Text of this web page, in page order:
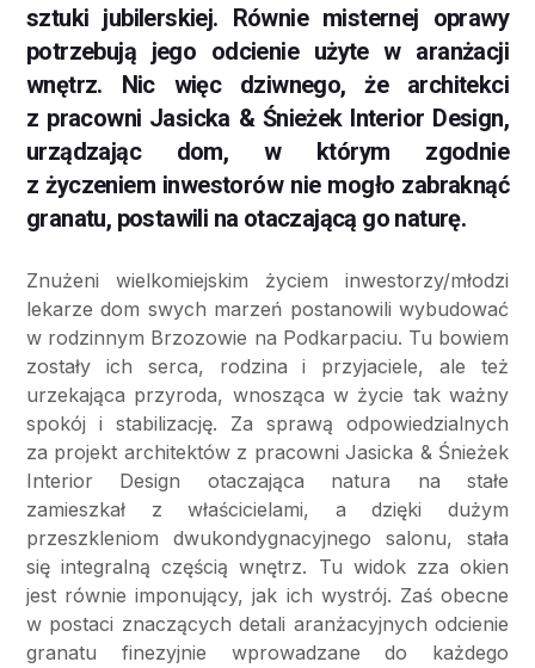
sztuki jubilerskiej. Równie misternej oprawy
potrzebują jego odcienie użyte w aranżacji
wnętrz. Nic więc dziwnego, że architekci
z pracowni Jasicka & Śnieżek Interior Design,
urządzając dom, w którym zgodnie
z życzeniem inwestorów nie mogło zabraknąć
granatu, postawili na otaczającą go naturę.
Znużeni wielkomiejskim życiem inwestorzy/młodzi
lekarze dom swych marzeń postanowili wybudować
w rodzinnym Brzozowie na Podkarpaciu. Tu bowiem
zostały ich serca, rodzina i przyjaciele, ale też
urzekająca przyroda, wnosząca w życie tak ważny
spokój i stabilizację. Za sprawą odpowiedzialnych
za projekt architektów z pracowni Jasicka & Śnieżek
Interior Design otaczająca natura na stałe
zamieszkał z właścicielami, a dzięki dużym
przeszkleniom dwukondygnacyjnego salonu, stała
się integralną częścią wnętrz. Tu widok zza okien
jest równie imponujący, jak ich wystrój. Zaś obecne
w postaci znaczących detali aranżacyjnych odcienie
granatu finezyjnie wprowadzane do każdego